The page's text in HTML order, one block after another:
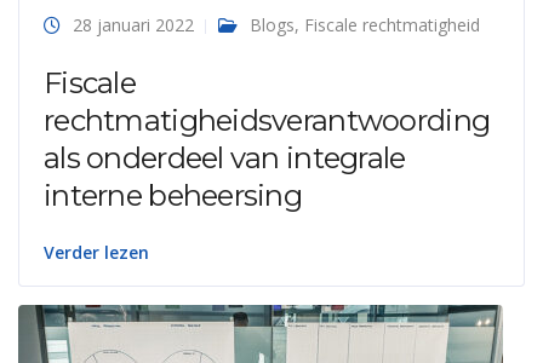
28 januari 2022 Blogs, Fiscale rechtmatigheid
Fiscale
rechtmatigheidsverantwoording
als onderdeel van integrale
interne beheersing
Verder lezen